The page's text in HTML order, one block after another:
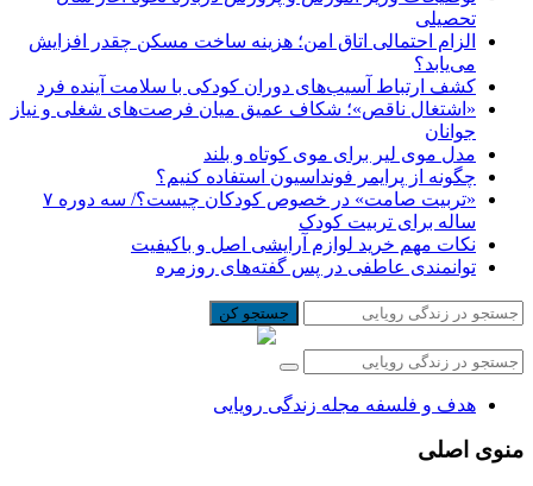
تحصیلی
الزام احتمالی اتاق امن؛ هزینه ساخت مسکن چقدر افزایش
می‌یابد؟
کشف ارتباط آسیب‌های دوران کودکی با سلامت آینده فرد
«اشتغال ناقص»؛ شکاف عمیق میان فرصت‌های شغلی و نیاز
جوانان
مدل موی لیر برای موی کوتاه و بلند
چگونه از پرایمر فونداسیون استفاده کنیم؟
«تربیت صامت» در خصوص کودکان چیست؟/ سه دوره ۷
ساله برای تربیت کودک
نکات مهم خرید لوازم آرایشی اصل و باکیفیت
توانمندی عاطفی در پس گفته‌های روزمره
جستجو کن
هدف و فلسفه مجله زندگی رویایی
منوی اصلی